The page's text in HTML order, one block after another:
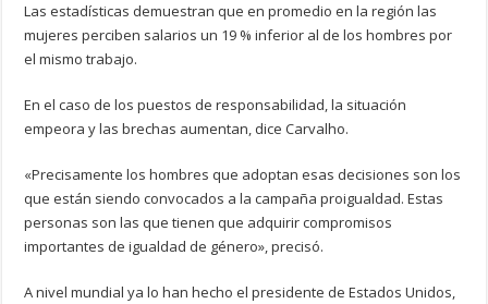
Las estadísticas demuestran que en promedio en la región las
mujeres perciben salarios un 19 % inferior al de los hombres por
el mismo trabajo.
En el caso de los puestos de responsabilidad, la situación
empeora y las brechas aumentan, dice Carvalho.
«Precisamente los hombres que adoptan esas decisiones son los
que están siendo convocados a la campaña proigualdad. Estas
personas son las que tienen que adquirir compromisos
importantes de igualdad de género», precisó.
A nivel mundial ya lo han hecho el presidente de Estados Unidos,